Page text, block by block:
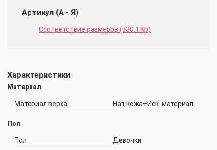
Артикул (А - Я)
Соответствие размеров (330.1 Kb)
Характеристики
Материал
Материал верха Нат.кожа+Иск. материал
Пол
Пол Девочки